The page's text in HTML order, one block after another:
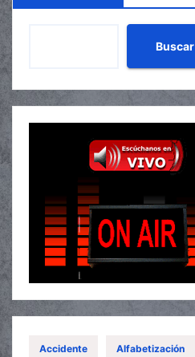
Buscar
Accidente Alfabetización